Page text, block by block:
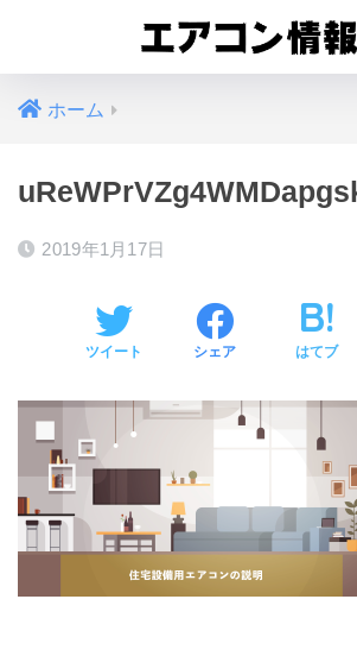
ホーム
2019年1月17日
ツイート シェア はてブ